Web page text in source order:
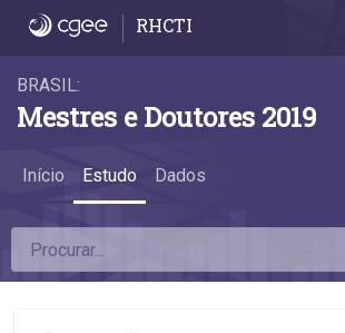
4.2 Proporção das
RHCTI
BRASIL:
Mestres e Doutores 2019
Início Estudo Dados